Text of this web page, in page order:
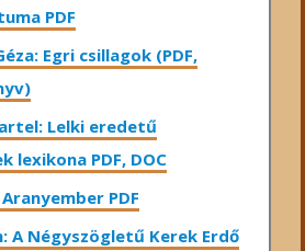
PDF
Egri csillagok (PDF,
Lelki eredetű
lexikona PDF, DOC
PDF
A Négyszögletű Kerek Erdő